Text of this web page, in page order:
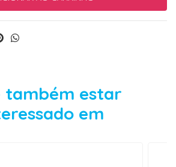
também estar
em